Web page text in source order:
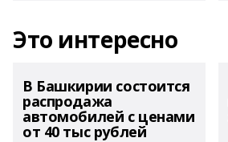
Это интересно
В Башкирии состоится
распродажа
автомобилей с ценами
от 40 тыс рублей